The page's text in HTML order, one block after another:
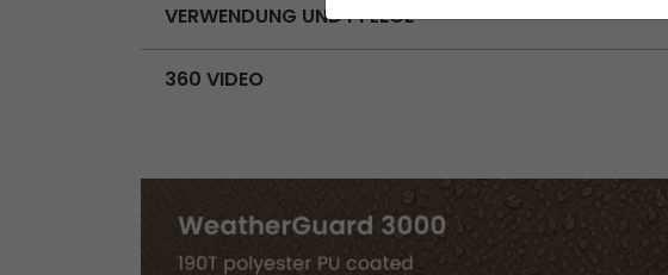
VERWENDUNG UND PFLEGE
360 VIDEO